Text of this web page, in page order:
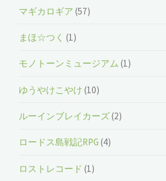
マギカロギア (57)
まほ☆つく (1)
モノトーンミュージアム (1)
ゆうやけこやけ (10)
ルーインブレイカーズ(2)
ロードス島戦記RPG (4)
ロストレコード (1)